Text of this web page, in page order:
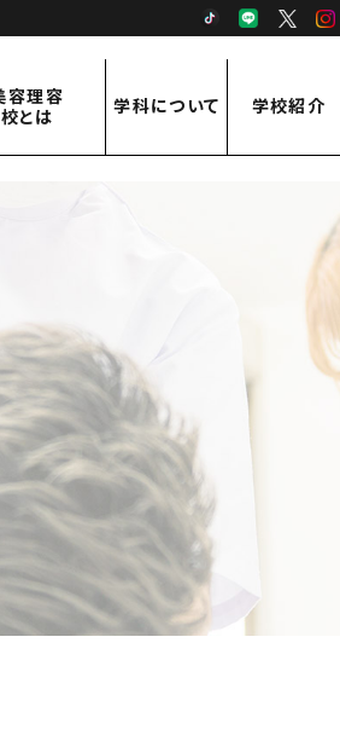
TikTokLINE X
容理容
とは
理容専門学校とは
学科について
通信課程 修得者コース
学校紹介
先生紹介